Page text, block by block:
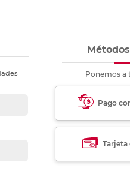
Ponemos a
Pago
Tarjeta